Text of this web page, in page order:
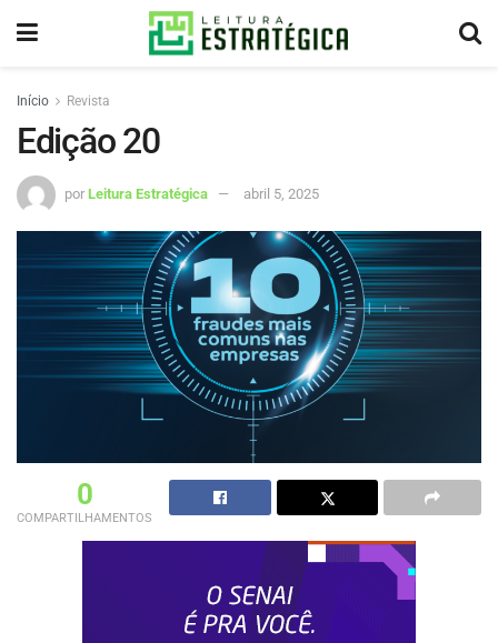
Início Revista
Edição 20
por Leitura Estratégica abril 5, 2025
0
COMPARTILHAMENTOS